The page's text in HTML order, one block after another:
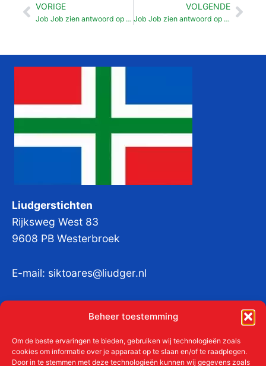
Beheer toestemming
Om de beste ervaringen te bieden, gebruiken wij technologieën zoals
cookies om informatie over je apparaat op te slaan en/of te raadplegen.
Door in te stemmen met deze technologieën kunnen wij gegevens zoals
Vorige
VORIGE
Job Job zien antwoord op t twijde reloas van Bildad. (19:1-29)
VOLGENDE
Job Job zien antwoord op t twijde reloas van Sofar (21:1-34)
Liudgerstichten
Rijksweg West 83
9608 PB Westerbroek
E-mail: siktoares@liudger.nl
KvKnr:41011712